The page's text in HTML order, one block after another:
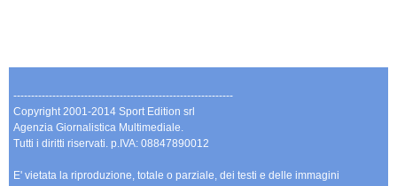
--------------------------------------------------------------
Copyright 2001-2014 Sport Edition srl
Agenzia Giornalistica Multimediale.
Tutti i diritti riservati. p.IVA: 08847890012
E' vietata la riproduzione, totale o parziale, dei testi e delle immagini